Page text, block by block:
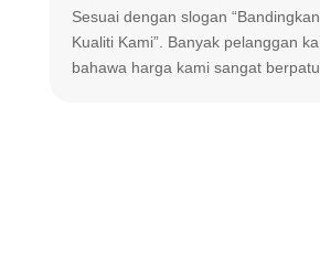
Sesuai dengan slogan “Bandingkan
Kualiti Kami”. Banyak pelanggan
bahawa harga kami sangat